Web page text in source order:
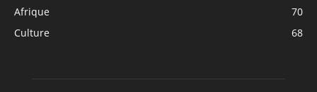
Afrique
70
Culture
68